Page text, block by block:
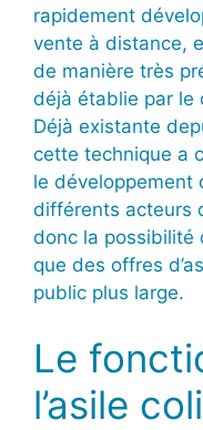
rapidement
vente à distance,
de manière très
déjà établie par le
Déjà existante
cette technique a
le développement
différents acteurs
donc la possibilité
que des offres
public plus large.
Le
l’asile